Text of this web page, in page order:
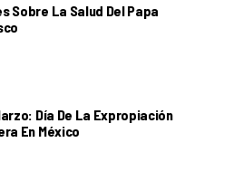
Sobre La Salud Del Papa
Día De La Expropiación
En México